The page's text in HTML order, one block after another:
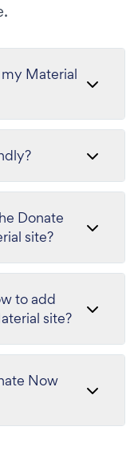
Material
Donate
site?
to add
site?
Now